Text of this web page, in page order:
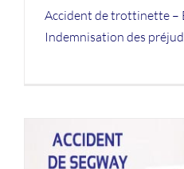
Accident de trottinette –
Indemnisation des